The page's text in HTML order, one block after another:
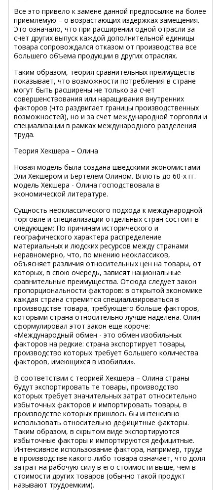
Все это привело к замене данной предпосылке на более
приемлемую – о возрастающих издержках замещения.
Это означало, что при расширении одной отрасли за
счет других выпуск каждой дополнительной единицы
товара сопровождался отказом от производства все
большего объема продукции в других отраслях.
Таким образом, теория сравнительных преимуществ
показывает, что возможности потребления в стране
могут быть расширены не только за счет
совершенствования или наращивания внутренних
факторов (что раздвигает границы производственных
возможностей), но и за счет международной торговли и
специализации в рамках международного разделения
труда.
Теория Хекшера – Олина
Новая модель была создана шведскими экономистами
Эли Хекшером и Бертелем Олином. Вплоть до 60-х гг.
модель Хекшера - Олина господствовала в
экономической литературе.
Сущность неоклассического подхода к международной
торговле и специализации отдельных стран состоит в
следующем: По причинам исторического и
географического характера распределение
материальных и людских ресурсов между странами
неравномерно, что, по мнению неоклассиков,
объясняет различия относительных цен на товары, от
которых, в свою очередь, зависят национальные
сравнительные преимущества. Отсюда следует закон
пропорциональности факторов: в открытой экономике
каждая страна стремится специализироваться в
производстве товара, требующего больше факторов,
которыми страна относительно лучше наделена. Олин
сформулировал этот закон еще короче:
«Международный обмен - это обмен изобильных
факторов на редкие: страна экспортирует товары,
производство которых требует большего количества
факторов, имеющихся в изобилии».
В соответствии с теорией Хекшера – Олина страны
будут экспортировать те товары, производство
которых требует значительных затрат относительно
избыточных факторов и импортировать товары, в
производстве которых пришлось бы интенсивно
использовать относительно дефицитные факторы.
Таким образом, в скрытом виде экспортируются
избыточные факторы и импортируются дефицитные.
Интенсивное использование фактора, например, труда
в производстве какого-либо товара означает, что доля
затрат на рабочую силу в его стоимости выше, чем в
стоимости других товаров (обычно такой продукт
называют трудоемким).